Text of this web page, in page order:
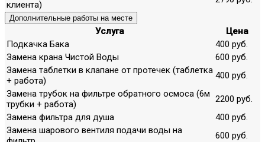
клиента)
Дополнительные работы на месте
Услуга
Цена
Подкачка Бака
400 руб.
Замена крана Чистой Воды
600 руб.
Замена таблетки в клапане от протечек (таблетка
+ работа)
400 руб.
Замена трубок на фильтре обратного осмоса (6м
трубки + работа)
2200 руб.
Замена фильтра для душа
400 руб.
Замена шарового вентиля подачи воды на
600 руб.